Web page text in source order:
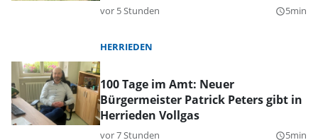
vor 5 Stunden query_builder5min
HERRIEDEN
100 Tage im Amt: Neuer
Bürgermeister Patrick Peters gibt in
Herrieden Vollgas
vor 7 Stunden query_builder5min